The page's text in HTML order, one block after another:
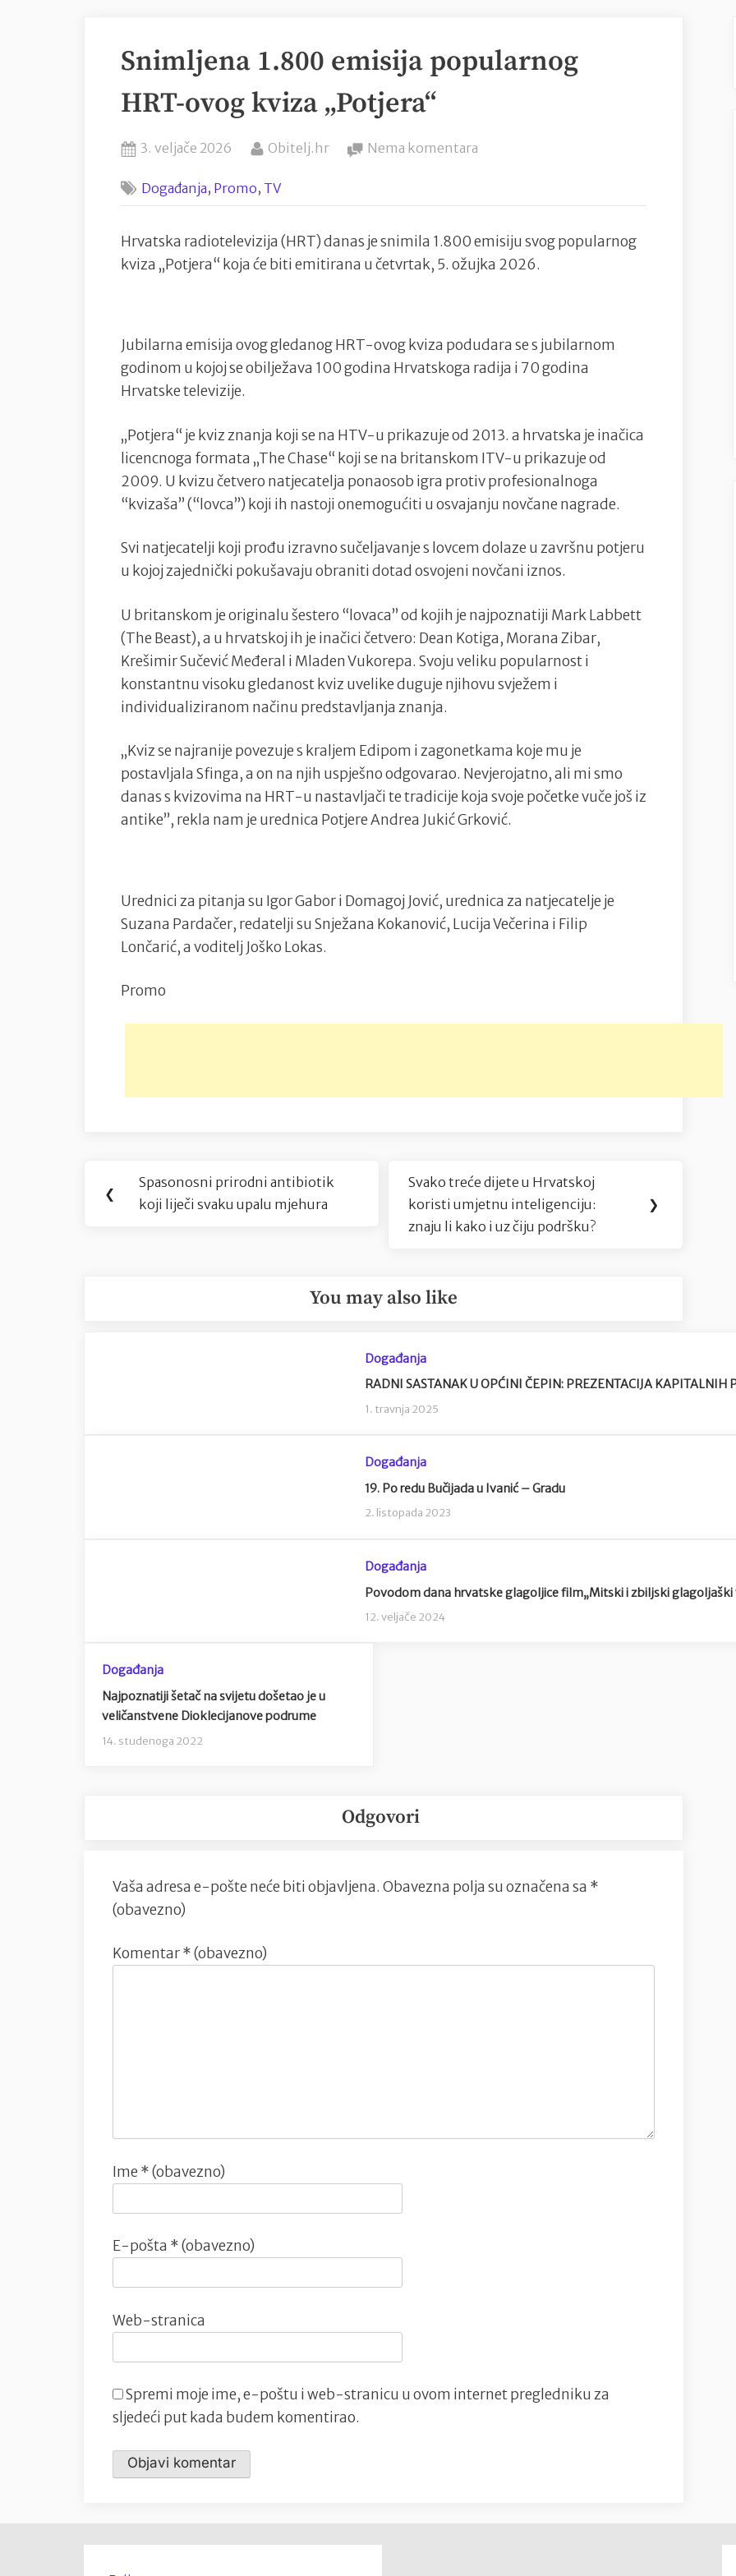
Snimljena 1.800 emisija popularnog
HRT-ovog kviza „Potjera“
Posted
3. veljače 2026 By
Obitelj.hr Nema komentara
popularnog
HRT-
Događanja, Promo, TV
Hrvatska radiotelevizija (HRT) danas je snimila 1.800 emisiju svog popularnog
kviza „Potjera“ koja će biti emitirana u četvrtak, 5. ožujka 2026.
Jubilarna emisija ovog gledanog HRT-ovog kviza podudara se s jubilarnom
godinom u kojoj se obilježava 100 godina Hrvatskoga radija i 70 godina
Hrvatske televizije.
„Potjera“ je kviz znanja koji se na HTV-u prikazuje od 2013. a hrvatska je inačica
licencnoga formata „The Chase“ koji se na britanskom ITV-u prikazuje od
2009. U kvizu četvero natjecatelja ponaosob igra protiv profesionalnoga
“kvizaša” (“lovca”) koji ih nastoji onemogućiti u osvajanju novčane nagrade.
Svi natjecatelji koji prođu izravno sučeljavanje s lovcem dolaze u završnu potjeru
u kojoj zajednički pokušavaju obraniti dotad osvojeni novčani iznos.
U britanskom je originalu šestero “lovaca” od kojih je najpoznatiji Mark Labbett
(The Beast), a u hrvatskoj ih je inačici četvero: Dean Kotiga, Morana Zibar,
Krešimir Sučević Međeral i Mladen Vukorepa. Svoju veliku popularnost i
konstantnu visoku gledanost kviz uvelike duguje njihovu svježem i
individualiziranom načinu predstavljanja znanja.
„Kviz se najranije povezuje s kraljem Edipom i zagonetkama koje mu je
postavljala Sfinga, a on na njih uspješno odgovarao. Nevjerojatno, ali mi smo
danas s kvizovima na HRT-u nastavljači te tradicije koja svoje početke vuče još iz
antike”, rekla nam je urednica Potjere Andrea Jukić Grković.
Urednici za pitanja su Igor Gabor i Domagoj Jović, urednica za natjecatelje je
Suzana Pardačer, redatelji su Snježana Kokanović, Lucija Večerina i Filip
Lončarić, a voditelj Joško Lokas.
Promo
Navigacija
objava
❮
Previous
Post:
Spasonosni prirodni antibiotik
koji liječi svaku upalu mjehura
Next
Post:
Svako treće dijete u Hrvatskoj
koristi umjetnu inteligenciju:
znaju li kako i uz čiju podršku?
❯
You may also like
Događanja
RADNI SASTANAK U OPĆINI ČEPIN: PREZENTACIJA KAPITALNIH
1. travnja 2025
Događanja
19. Po redu Bučijada u Ivanić – Gradu
2. listopada 2023
Događanja
Povodom dana hrvatske glagoljice film„Mitski i zbiljski glagoljaški
12. veljače 2024
Događanja
Najpoznatiji šetač na svijetu došetao je u
veličanstvene Dioklecijanove podrume
14. studenoga 2022
Odgovori
Vaša adresa e-pošte neće biti objavljena. Obavezna polja su označena sa *
(obavezno)
Komentar* (obavezno)
Ime * (obavezno)
E-pošta * (obavezno)
Web-stranica
Spremi moje ime, e-poštu i web-stranicu u ovom internet pregledniku za
sljedeći put kada budem komentirao.